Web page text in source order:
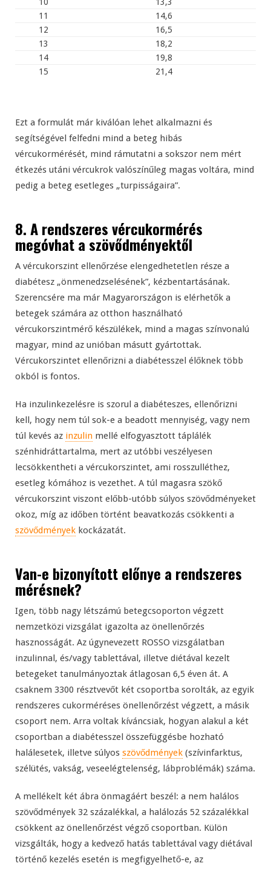
11
14,6
12
16,5
13
18,2
14
19,8
15
21,4
Ezt a formulát már kiválóan lehet alkalmazni és
segítségével felfedni mind a beteg hibás
vércukormérését, mind rámutatni a sokszor nem mért
étkezés utáni vércukrok valószínűleg magas voltára, mind
pedig a beteg esetleges „turpisságaira”.
8. A rendszeres vércukormérés
megóvhat a szövődményektől
A vércukorszint ellenőrzése elengedhetetlen része a
diabétesz „önmenedzselésének”, kézbentartásának.
Szerencsére ma már Magyarországon is elérhetők a
betegek számára az otthon használható
vércukorszintmérő készülékek, mind a magas színvonalú
magyar, mind az unióban másutt gyártottak.
Vércukorszintet ellenőrizni a diabétesszel élőknek több
okból is fontos.
Ha inzulinkezelésre is szorul a diabéteszes, ellenőrizni
kell, hogy nem túl sok-e a beadott mennyiség, vagy nem
túl kevés az inzulin mellé elfogyasztott táplálék
szénhidráttartalma, mert az utóbbi veszélyesen
lecsökkentheti a vércukorszintet, ami rosszulléthez,
esetleg kómához is vezethet. A túl magasra szökő
vércukorszint viszont előbb-utóbb súlyos szövődményeket
okoz, míg az időben történt beavatkozás csökkenti a
szövődmények kockázatát.
Van-e bizonyított előnye a rendszeres
mérésnek?
Igen, több nagy létszámú betegcsoporton végzett
nemzetközi vizsgálat igazolta az önellenőrzés
hasznosságát. Az úgynevezett ROSSO vizsgálatban
inzulinnal, és/vagy tablettával, illetve diétával kezelt
betegeket tanulmányoztak átlagosan 6,5 éven át. A
csaknem 3300 résztvevőt két csoportba sorolták, az egyik
rendszeres cukorméréses önellenőrzést végzett, a másik
csoport nem. Arra voltak kíváncsiak, hogyan alakul a két
csoportban a diabétesszel összefüggésbe hozható
halálesetek, illetve súlyos szövődmények (szívinfarktus,
szélütés, vakság, veseelégtelenség, lábproblémák) száma.
A mellékelt két ábra önmagáért beszél: a nem halálos
szövődmények 32 százalékkal, a halálozás 52 százalékkal
csökkent az önellenőrzést végző csoportban. Külön
vizsgálták, hogy a kedvező hatás tablettával vagy diétával
történő kezelés esetén is megfigyelhető-e, az